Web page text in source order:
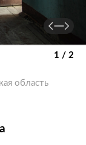
1 / 2
область